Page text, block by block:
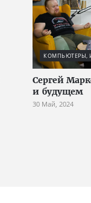
КОМПЬЮТЕРЫ,
Сергей
и будущем
30 Май, 2024